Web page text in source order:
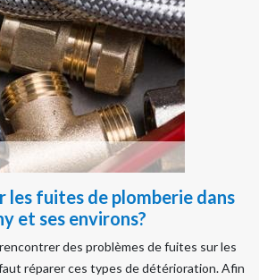
les fuites de plomberie dans
et ses environs?
des problèmes de fuites sur les
réparer ces types de détérioration. Afin